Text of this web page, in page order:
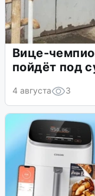
Вице-
пойдёт под
4 августа 3